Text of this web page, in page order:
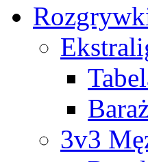
3v3